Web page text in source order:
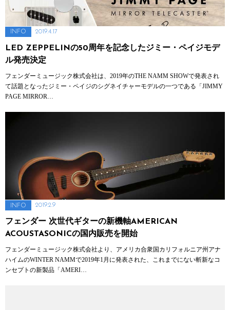
INFO 2019.4.17
LED ZEPPELINの50周年を記念したジミー・ペイジモデ
ル発売決定
フェンダーミュージック株式会社は、2019年のTHE NAMM SHOWで発表され
て話題となったジミー・ペイジのシグネイチャーモデルの一つである「JIMMY
PAGE MIRROR…
INFO 2019.2.9
フェンダー 次世代ギターの新機軸AMERICAN
ACOUSTASONICの国内販売を開始
フェンダーミュージック株式会社より、アメリカ合衆国カリフォルニア州アナ
ハイムのWINTER NAMMで2019年1月に発表された、これまでにない斬新なコ
ンセプトの新製品「AMERI…